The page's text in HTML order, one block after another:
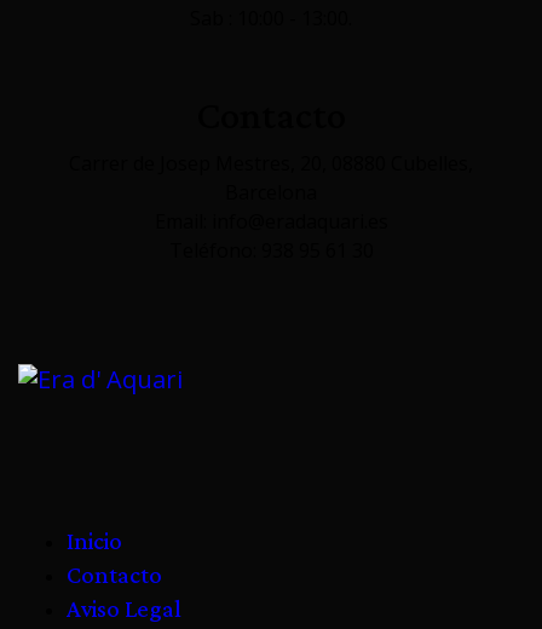
Inicio
Contacto
Aviso Legal